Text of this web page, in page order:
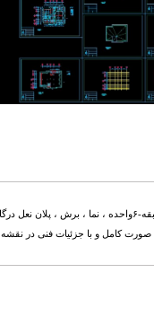
این پروژه طراحی فنی شامل ۳ عدد فایل اتوکد که به طور کل شامل پلان ۲طبقه-۶واحده ،
کامل و با جزئیات فنی در نقشه